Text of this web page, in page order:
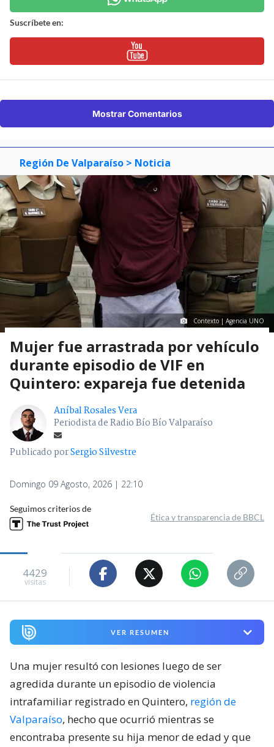
Suscríbete en:
Mostrar Comentarios
Región De Valparaíso > Noticia
Contexto | Agencia UNO
Mujer fue arrastrada por vehículo
durante episodio de VIF en
Quintero: expareja fue detenida
Aníbal Rosales Vera
Periodista de Radio Bío Bío Valparaíso
Publicado porSergio Silvestre
Domingo 09 Agosto, 2026 | 22:10
Seguimos criterios de
Ética y transparencia de BBCL
4429
visitas
VER RESUMEN
Una mujer resultó con lesiones luego de ser
agredida durante un episodio de violencia
intrafamiliar registrado en Quintero, región de
Valparaíso, hecho que ocurrió mientras se
encontraba presente su hija menor de edad y que